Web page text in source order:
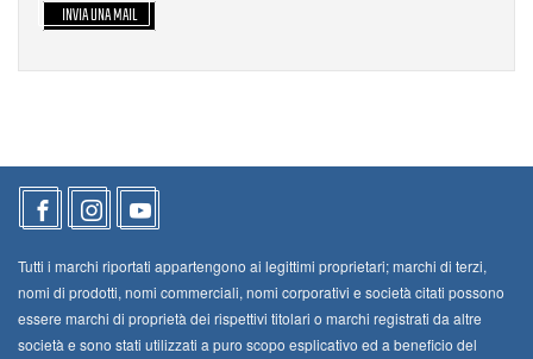
INVIA UNA MAIL
Tutti i marchi riportati appartengono ai legittimi proprietari; marchi di terzi,
nomi di prodotti, nomi commerciali, nomi corporativi e società citati possono
essere marchi di proprietà dei rispettivi titolari o marchi registrati da altre
società e sono stati utilizzati a puro scopo esplicativo ed a beneficio del